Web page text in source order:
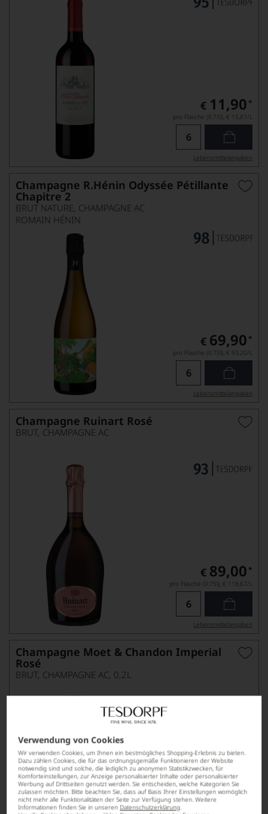
Verwendung von Cookies
Wir verwenden Cookies, um Ihnen ein bestmögliches Shopping-Erlebnis zu bieten.
Dazu zählen Cookies, die für das ordnungsgemäße Funktionieren der Website
notwendig sind und solche, die lediglich zu anonymen Statistikzwecken, für
Komforteinstellungen, zur Anzeige personalisierter Inhalte oder personalisierter
Werbung auf Drittseiten genutzt werden. Sie entscheiden, welche Kategorien Sie
zulassen möchten. Bitte beachten Sie, dass auf Basis Ihrer Einstellungen womöglich
nicht mehr alle Funktionalitäten der Seite zur Verfügung stehen. Weitere
Informationen finden Sie in unseren Datenschutzerklärung.
€ 11,90 *
pro Flasche (0.75l), € 15,87/L
Lebensmittel­angaben
Champagne R.Hénin Odyssée Pétillante
Chapitre 2
BRUT NATURE, CHAMPAGNE AC
ROMAIN HÉNIN
€ 69,90 *
pro Flasche (0.75l), € 93,20/L
Lebensmittel­angaben
Champagne Ruinart Rosé
BRUT, CHAMPAGNE AC
€ 89,00 *
pro Flasche (0.75l), € 118,67/L
Lebensmittel­angaben
Champagne Moet & Chandon Imperial
Rosé
BRUT, CHAMPAGNE AC, 0,2L
€23,90